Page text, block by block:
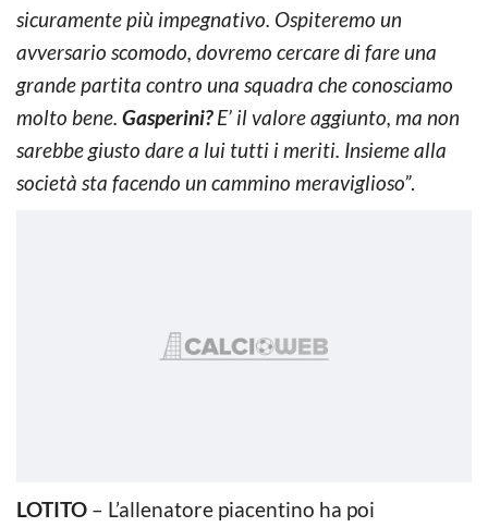
sicuramente più impegnativo. Ospiteremo un
avversario scomodo, dovremo cercare di fare una
grande partita contro una squadra che conosciamo
molto bene. Gasperini?E’ il valore aggiunto, ma non
sarebbe giusto dare a lui tutti i meriti. Insieme alla
società sta facendo un cammino meraviglioso”.
LOTITO – L’allenatore piacentino ha poi